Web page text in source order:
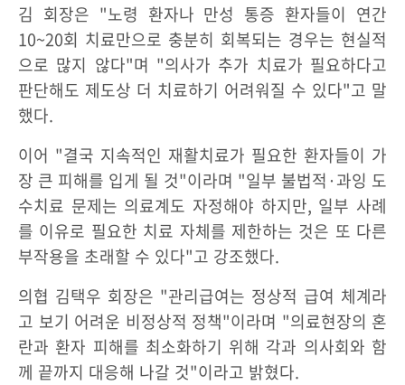
김 회장은 "노령 환자나 만성 통증 환자들이 연간
10~20회 치료만으로 충분히 회복되는 경우는 현실적
으로 많지 않다"며 "의사가 추가 치료가 필요하다고
판단해도 제도상 더 치료하기 어려워질 수 있다"고 말
했다.
이어 "결국 지속적인 재활치료가 필요한 환자들이 가
장 큰 피해를 입게 될 것"이라며 "일부 불법적·과잉 도
수치료 문제는 의료계도 자정해야 하지만, 일부 사례
를 이유로 필요한 치료 자체를 제한하는 것은 또 다른
부작용을 초래할 수 있다"고 강조했다.
의협 김택우 회장은 "관리급여는 정상적 급여 체계라
고 보기 어려운 비정상적 정책"이라며 "의료현장의 혼
란과 환자 피해를 최소화하기 위해 각과 의사회와 함
께 끝까지 대응해 나갈 것"이라고 밝혔다.